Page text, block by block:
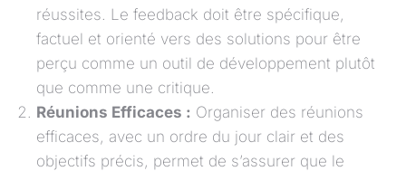
réussites. Le feedback doit être spécifique,
factuel et orienté vers des solutions pour être
perçu comme un outil de développement plutôt
que comme une critique.
Réunions Efficaces : Organiser des réunions
efficaces, avec un ordre du jour clair et des
objectifs précis, permet de s’assurer que le